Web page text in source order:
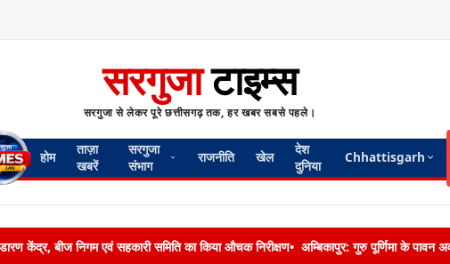
सरगुजाटाइम्स
सरगुजा से लेकर पूरे छत्तीसगढ़ तक, हर खबर सबसे पहले।
होम
ताज़ा
खबरें
सरगुजा
संभाग
राजनीति खेल
देश
दुनिया
Chhattisgarh
केंद्र, बीज निगम एवं सहकारी समिति का किया औचक निरीक्षण• अम्बिकापुर: गुरु पूर्णिमा के पावन